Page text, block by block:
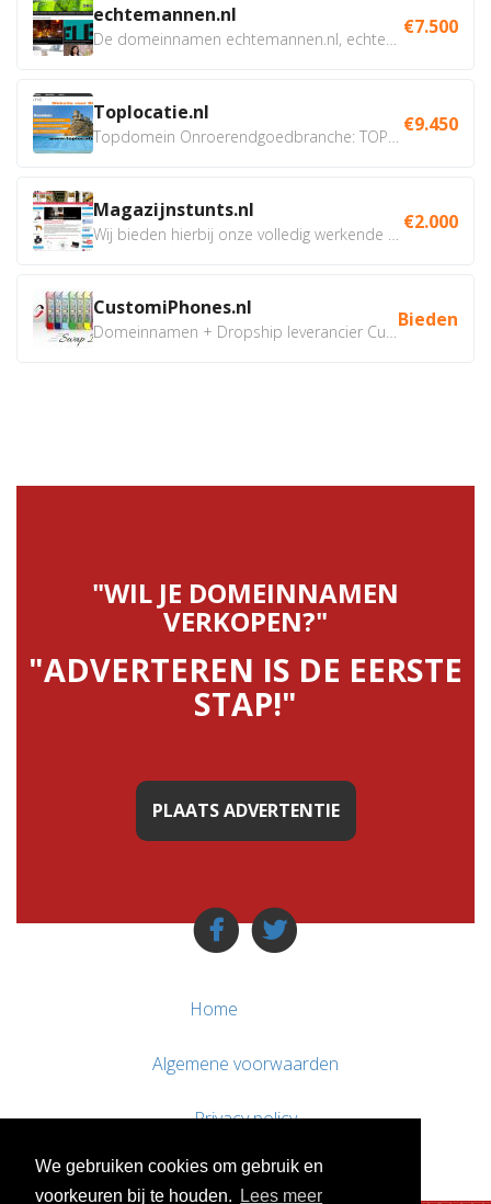
We gebruiken cookies om gebruik en
voorkeuren bij te houden.
Lees meer
echtemannen.nl €7.500
Toplocatie.nl €9.450
Magazijnstunts.nl €2.000
CustomiPhones.nl Bieden
"WIL JE DOMEINNAMEN
VERKOPEN?"
"ADVERTEREN IS DE EERSTE
STAP!"
PLAATS ADVERTENTIE
Home
Algemene voorwaarden
Privacy policy
Contact / Support